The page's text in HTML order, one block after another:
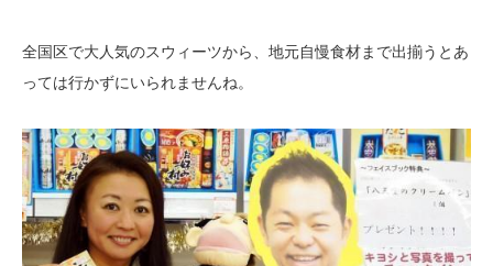
全国区で大人気のスウィーツから、地元自慢食材まで出揃うとあ
っては行かずにいられませんね。